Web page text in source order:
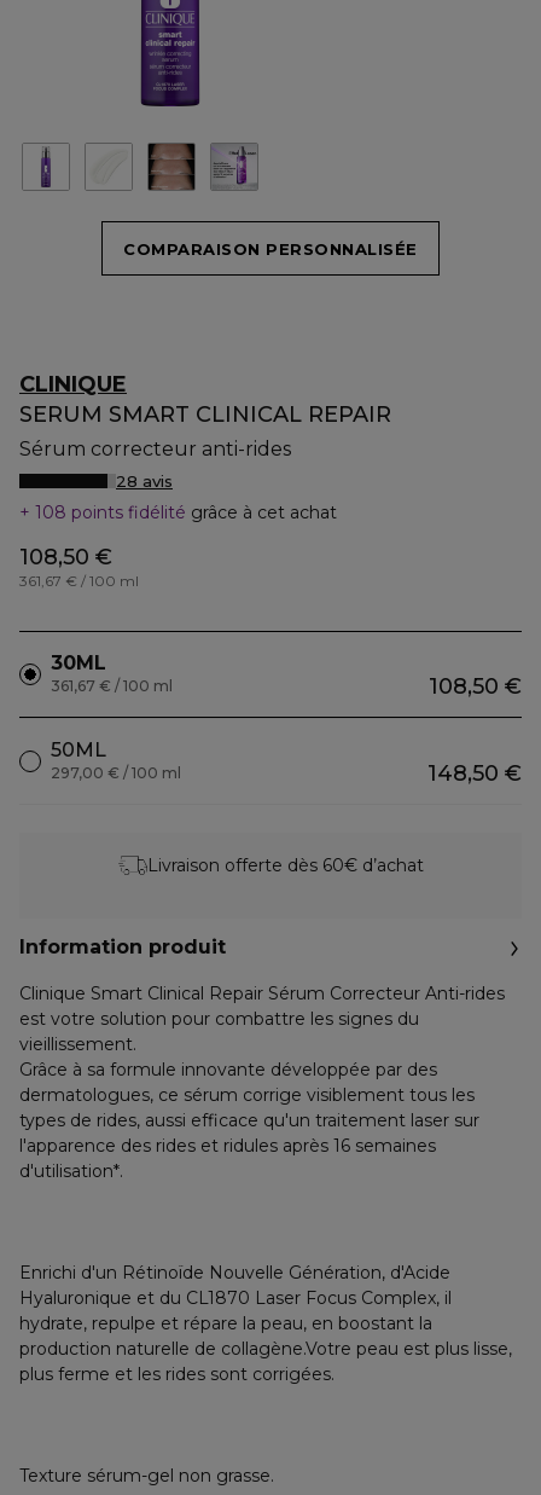
COMPARAISON PERSONNALISÉE
CLINIQUE
SERUM SMART CLINICAL REPAIR
Sérum correcteur anti-rides
28 avis
108 points fidélité grâce à cet achat
108,50 €
361,67 € / 100 ml
30ML
108,50 €
361,67 € / 100 ml
50ML
148,50 €
297,00 € / 100 ml
Livraison offerte dès 60€ d’achat
Information produit
Clinique Smart Clinical Repair Sérum Correcteur Anti-rides
est votre solution pour combattre les signes du
vieillissement.
Grâce à sa formule innovante développée par des
dermatologues, ce sérum corrige visiblement tous les
types de rides, aussi efficace qu'un traitement laser sur
l'apparence des rides et ridules après 16 semaines
d'utilisation*.
Enrichi d'un Rétinoïde Nouvelle Génération, d'Acide
Hyaluronique et du CL1870 Laser Focus Complex, il
hydrate, repulpe et répare la peau, en boostant la
production naturelle de collagène.Votre peau est plus lisse,
plus ferme et les rides sont corrigées.
Texture sérum-gel non grasse.